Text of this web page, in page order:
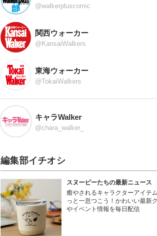
@walkerpluscomic
関西ウォーカー
@KansaiWalkers
東海ウォーカー
@TokaiWalkers
キャラWalker
@chara_walker_
編集部イチオシ
スヌーピーたちの最新ニュース
癒やされるキャラクターアイテ
っと一息つこう！かわいい最新
やイベント情報を毎日配信